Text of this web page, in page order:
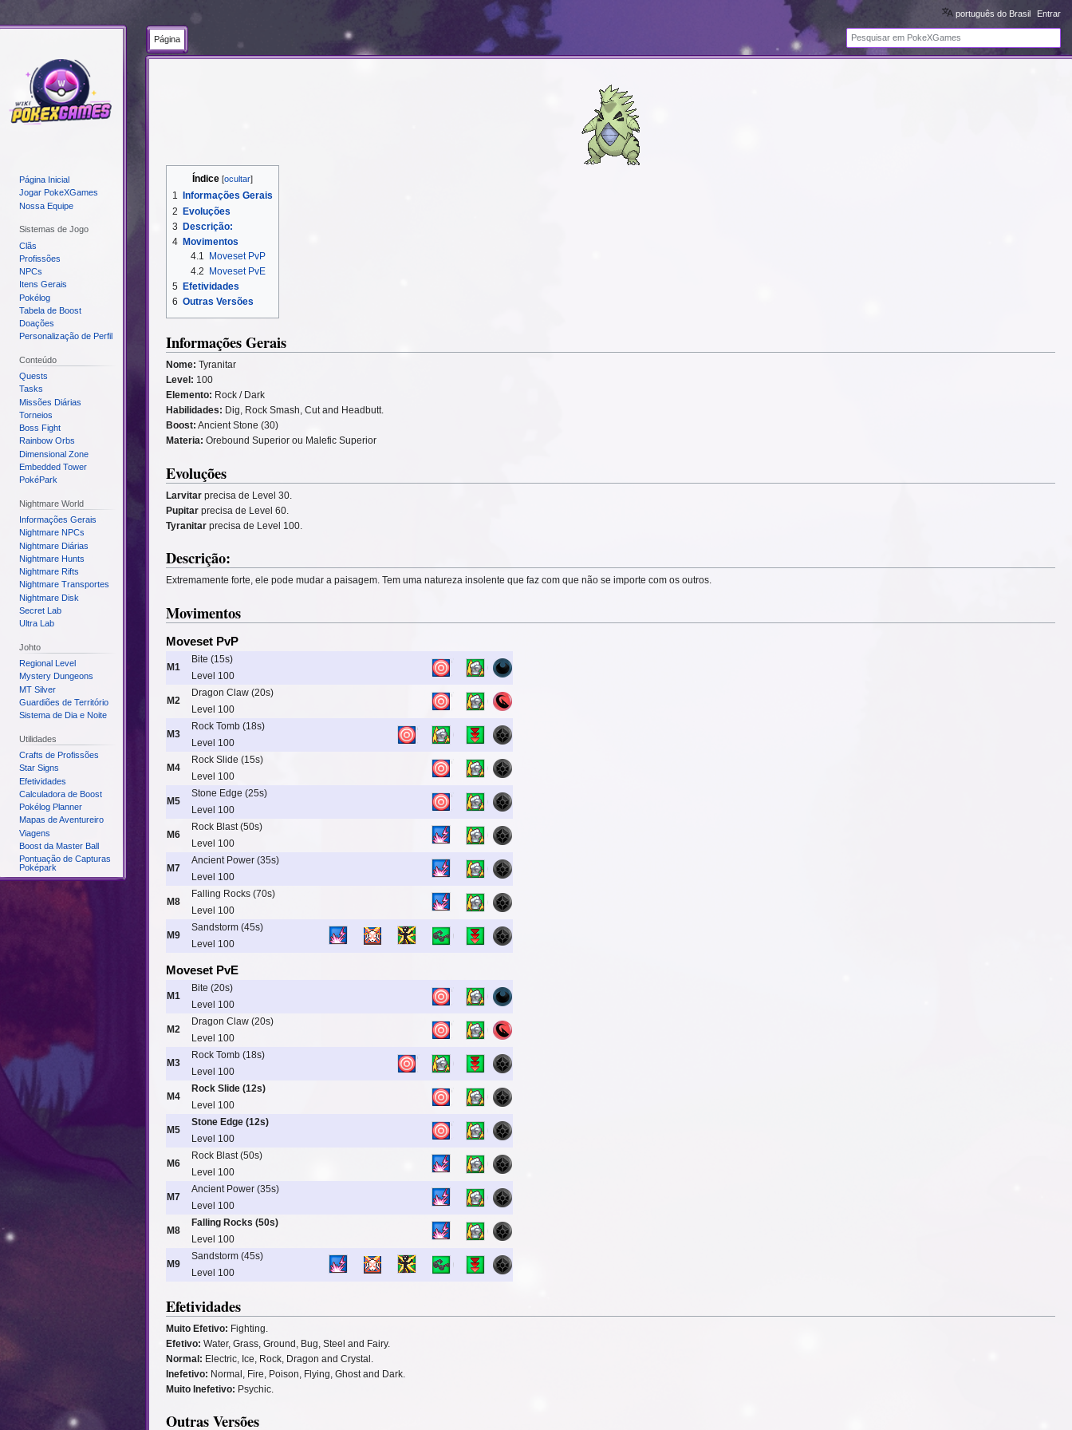
Índice
1
Informações Gerais
2 Evoluções
3 Descrição:
4 Movimentos
4.1
Moveset PvP
4.2
Moveset PvE
5
Efetividades
6 Outras Versões
Informações Gerais
Nome: Tyranitar
Level: 100
Elemento: Rock / Dark
Habilidades: Dig, Rock Smash, Cut and Headbutt.
Boost: Ancient Stone (30)
Materia: Orebound Superior ou Malefic Superior
Evoluções
Larvitar precisa de Level 30.
Pupitar precisa de Level 60.
Tyranitar precisa de Level 100.
Descrição:
Extremamente forte, ele pode mudar a paisagem. Tem uma natureza insolente que faz com que não se importe com os outros.
Movimentos
Moveset PvP
M1
Bite (15s)
Level 100
M2
Dragon Claw (20s)
Level 100
M3
Rock Tomb (18s)
Level 100
M4
Rock Slide (15s)
Level 100
M5
Stone Edge (25s)
Level 100
M6
Rock Blast (50s)
Level 100
M7
Ancient Power (35s)
Level 100
M8
Falling Rocks (70s)
Level 100
M9
Sandstorm (45s)
Level 100
Moveset PvE
M1
Bite (20s)
Level 100
M2
Dragon Claw (20s)
Level 100
M3
Rock Tomb (18s)
Level 100
M4
Rock Slide (12s)
Level 100
M5
Stone Edge (12s)
Level 100
M6
Rock Blast (50s)
Level 100
M7
Ancient Power (35s)
Level 100
M8
Falling Rocks (50s)
Level 100
M9
Sandstorm (45s)
Level 100
Efetividades
Muito Efetivo: Fighting.
Efetivo: Water, Grass, Ground, Bug, Steel and Fairy.
Normal: Electric, Ice, Rock, Dragon and Crystal.
Inefetivo: Normal, Fire, Poison, Flying, Ghost and Dark.
Muito Inefetivo: Psychic.
Outras Versões
português do Brasil Entrar
Página Pesquisa
Página Inicial
Jogar PokeXGames
Nossa Equipe
Sistemas de Jogo
Clãs
Profissões
NPCs
Itens Gerais
Pokélog
Tabela de Boost
Doações
Personalização de Perfil
Conteúdo
Quests
Tasks
Missões Diárias
Torneios
Boss Fight
Rainbow Orbs
Dimensional Zone
Embedded Tower
PokéPark
Nightmare World
Informações Gerais
Nightmare NPCs
Nightmare Diárias
Nightmare Hunts
Nightmare Rifts
Nightmare Transportes
Nightmare Disk
Secret Lab
Ultra Lab
Johto
Regional Level
Mystery Dungeons
MT Silver
Guardiões de Território
Sistema de Dia e Noite
Utilidades
Crafts de Profissões
Star Signs
Efetividades
Calculadora de Boost
Pokélog Planner
Mapas de Aventureiro
Viagens
Boost da Master Ball
Pontuação de Capturas
Poképark